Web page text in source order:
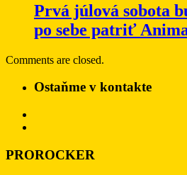
Prvá júlová sobota
po sebe patriť
Comments are closed.
Ostaňme v kontakte
PROROCKER